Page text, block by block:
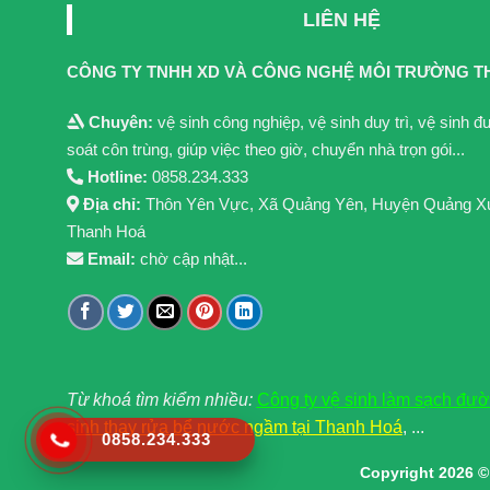
LIÊN HỆ
CÔNG TY TNHH XD VÀ CÔNG NGHỆ MÔI TRƯỜNG
Chuyên: vệ sinh công nghiệp, vệ sinh duy trì, vệ sinh
soát côn trùng, giúp việc theo giờ, chuyển nhà trọn gói...
Hotline: 0858.234.333
Địa chỉ: Thôn Yên Vực, Xã Quảng Yên, Huyện Quảng
Thanh Hoá
Email: chờ cập nhật...
Từ khoá tìm kiểm nhiều: Công ty vệ sinh làm sạch
sinh thay rửa bể nước ngầm tại Thanh Hoá, ...
Copyright 2026
0858.234.333